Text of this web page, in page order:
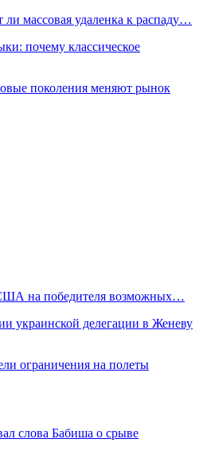
массовая удаленка к распаду…
почему классическое
поколения меняют рынок
США на победителя возможных…
украинской делегации в Женеву
ограничения на полеты
слова Бабиша о срыве